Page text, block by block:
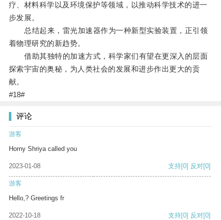
疗、材料科学以及环境保护等领域，以推动科学技术的进一
步发展。
总结起来，雷光加速器作为一种新型实验装置，正引领
着物理研究的新趋势。
借助其独特的加速方式，科学家们有望在更深入的层面
探索宇宙的奥秘，为人类社会的发展和进步作出更大的贡
献。
#18#
评论
游客
Horny Shriya called you
2023-01-08 支持[0] 反对[0]
游客
Hello,? Greetings fr
2022-10-18 支持[0] 反对[0]